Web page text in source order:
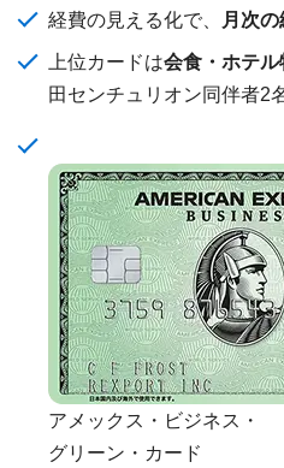
経費の見える化で、
月次
上位カードは会食・ホテ
田センチュリオン同伴者2
アメックス・ビジネス・
グリーン・カード